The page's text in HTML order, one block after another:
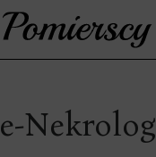
e-Nekrolog